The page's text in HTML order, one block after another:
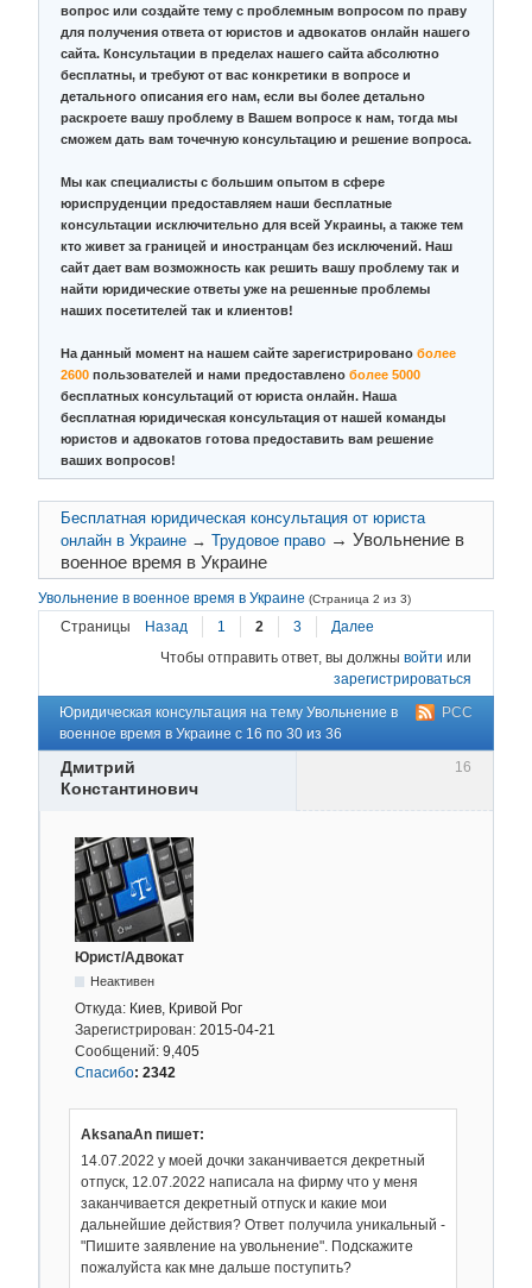
вопрос или создайте тему с проблемным вопросом по праву
для получения ответа от юристов и адвокатов онлайн нашего
сайта. Консультации в пределах нашего сайта абсолютно
бесплатны, и требуют от вас конкретики в вопросе и
детального описания его нам, если вы более детально
раскроете вашу проблему в Вашем вопросе к нам, тогда мы
сможем дать вам точечную консультацию и решение вопроса.
Мы как специалисты с большим опытом в сфере
юриспруденции предоставляем наши бесплатные
консультации исключительно для всей Украины, а также тем
кто живет за границей и иностранцам без исключений. Наш
сайт дает вам возможность как решить вашу проблему так и
найти юридические ответы уже на решенные проблемы
наших посетителей так и клиентов!
На данный момент на нашем сайте зарегистрировано более
2600 пользователей и нами предоставлено более 5000
бесплатных консультаций от юриста онлайн. Наша
бесплатная юридическая консультация от нашей команды
юристов и адвокатов готова предоставить вам решение
ваших вопросов!
Увольнение в военное время в Украине (Страница 2 из 3)
Страницы Назад 1 2 3
Далее
Чтобы отправить ответ, вы должны войти или
зарегистрироваться
РСС
Юридическая консультация на тему Увольнение в
военное время в Украине с 16 по 30 из 36
16
Дмитрий
Константинович
Юрист/Адвокат
Неактивен
Откуда: Киев, Кривой Рог
Зарегистрирован: 2015-04-21
Сообщений: 9,405
Спасибо: 2342
AksanaAn пишет:
14.07.2022 у моей дочки заканчивается декретный
отпуск, 12.07.2022 написала на фирму что у меня
заканчивается декретный отпуск и какие мои
дальнейшие действия? Ответ получила уникальный -
"Пишите заявление на увольнение". Подскажите
пожалуйста как мне дальше поступить?
Бесплатная юридическая консультация от юриста
онлайн в Украине →Трудовое право →Увольнение в
военное время в Украине